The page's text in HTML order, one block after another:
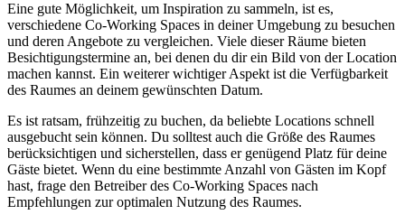
Eine gute Möglichkeit, um Inspiration zu sammeln, ist es,
verschiedene Co-Working Spaces in deiner Umgebung zu besuchen
und deren Angebote zu vergleichen. Viele dieser Räume bieten
Besichtigungstermine an, bei denen du dir ein Bild von der Location
machen kannst. Ein weiterer wichtiger Aspekt ist die Verfügbarkeit
des Raumes an deinem gewünschten Datum.
Es ist ratsam, frühzeitig zu buchen, da beliebte Locations schnell
ausgebucht sein können. Du solltest auch die Größe des Raumes
berücksichtigen und sicherstellen, dass er genügend Platz für deine
Gäste bietet. Wenn du eine bestimmte Anzahl von Gästen im Kopf
hast, frage den Betreiber des Co-Working Spaces nach
Empfehlungen zur optimalen Nutzung des Raumes.